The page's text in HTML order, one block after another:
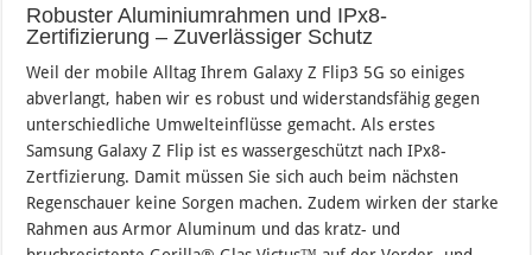
Robuster Aluminiumrahmen und IPx8-
Zertifizierung – Zuverlässiger Schutz
Weil der mobile Alltag Ihrem Galaxy Z Flip3 5G so einiges
abverlangt, haben wir es robust und widerstandsfähig gegen
unterschiedliche Umwelteinflüsse gemacht. Als erstes
Samsung Galaxy Z Flip ist es wassergeschützt nach IPx8-
Zertfizierung. Damit müssen Sie sich auch beim nächsten
Regenschauer keine Sorgen machen. Zudem wirken der starke
Rahmen aus Armor Aluminum und das kratz- und